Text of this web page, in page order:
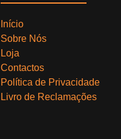
Início
Sobre Nós
Loja
Contactos
Política de Privacidade
Livro de Reclamações